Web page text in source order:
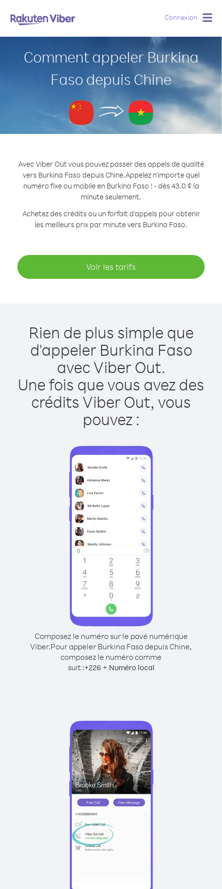
Connexion
Comment appeler Burkina
Faso depuis Chine
Avec Viber Out vous pouvez passer des appels de qualité
vers Burkina Faso depuis Chine.Appelez n'importe quel
numéro fixe ou mobile en Burkina Faso ! - dès 43.0 ¢ la
minute seulement.
Achetez des crédits ou un forfait d’appels pour obtenir
les meilleurs prix par minute vers Burkina Faso.
Voir les tarifs
Rien de plus simple que
d'appeler Burkina Faso
avec Viber Out.
Une fois que vous avez des
crédits Viber Out, vous
pouvez :
Composez le numéro sur le pavé numérique
Viber.Pour appeler Burkina Faso depuis Chine,
composez le numéro comme
suit :+226 + Numéro local